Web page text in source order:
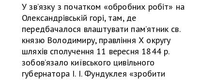
У звʼязку з початком «обробних робіт» на
Олександрівській горі, там, де
передбачалося влаштувати памʼятник св.
князю Володимиру, правління Х округу
шляхів сполучення 11 вересня 1844 р.
зобовʼязало київського цивільного
губернатора І. І. Фундуклея «зробити